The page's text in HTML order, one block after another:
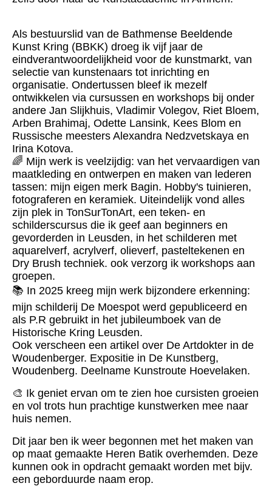
Als bestuurslid van de Bathmense Beeldende
Kunst Kring (BBKK) droeg ik vijf jaar de
eindverantwoordelijkheid voor de kunstmarkt, van
selectie van kunstenaars tot inrichting en
organisatie. Ondertussen bleef ik mezelf
ontwikkelen via cursussen en workshops bij onder
andere Jan Slijkhuis, Vladimir Volegov, Riet Bloem,
Arben Brahimaj, Odette Lansink, Kees Blom en
Russische meesters Alexandra Nedzvetskaya en
Irina Kotova.
🌈 Mijn werk is veelzijdig: van het vervaardigen van
maatkleding en ontwerpen en maken van lederen
tassen: mijn eigen merk Bagin. Hobby's tuinieren,
fotograferen en keramiek. Uiteindelijk vond alles
zijn plek in TonSurTonArt, een teken- en
schilderscursus die ik geef aan beginners en
gevorderden in Leusden, in het schilderen met
aquarelverf, acrylverf, olieverf, pasteltekenen en
Dry Brush techniek. ook verzorg ik workshops aan
groepen.
📚 In 2025 kreeg mijn werk bijzondere erkenning:
mijn schilderij De Moespot werd gepubliceerd en
als P.R gebruikt in het jubileumboek van de
Historische Kring Leusden.
Ook verscheen een artikel over De Artdokter in de
Woudenberger. Expositie in De Kunstberg,
Woudenberg. Deelname Kunstroute Hoevelaken.
🎨 Ik geniet ervan om te zien hoe cursisten groeien
en vol trots hun prachtige kunstwerken mee naar
huis nemen.
Dit jaar ben ik weer begonnen met het maken van
op maat gemaakte Heren Batik overhemden. Deze
kunnen ook in opdracht gemaakt worden met bijv.
een geborduurde naam erop.